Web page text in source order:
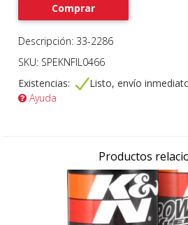
Comprar
Descripción: 33-2286
SKU: SPEKNFIL0466
Existencias:
Listo, envío
Ayuda
Productos